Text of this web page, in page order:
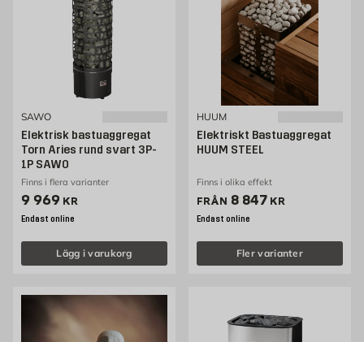
SAWO
Elektrisk bastuaggregat
Torn Aries rund svart 3P-
1P SAWO
Finns i flera varianter
Pris 9969 kr
9 969 KR
Endast online
Lägg i varukorg
HUUM
Elektriskt Bastuaggregat
HUUM STEEL
Finns i olika effekt
FRÅN Pris 8847 kr
8 847 KR
Endast online
Fler varianter